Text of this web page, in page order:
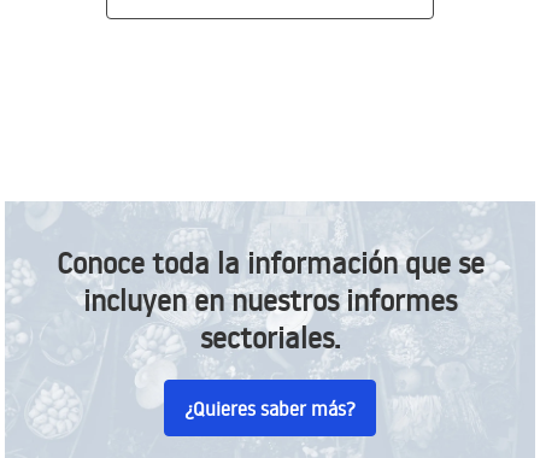
Conoce toda la información que se
incluyen en nuestros informes
sectoriales.
¿Quieres saber más?